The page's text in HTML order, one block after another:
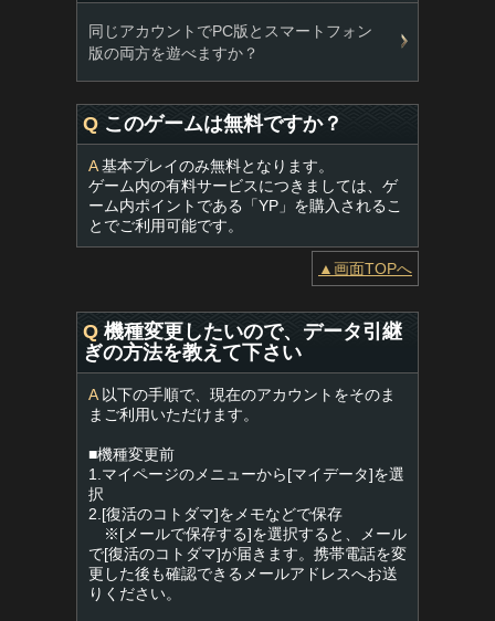
同じアカウントでPC版とスマートフォン
版の両方を遊べますか？
Q このゲームは無料ですか？
A基本プレイのみ無料となります。
ゲーム内の有料サービスにつきましては、ゲ
ーム内ポイントである「YP」を購入されるこ
とでご利用可能です。
▲画面TOPへ
Q 機種変更したいので、データ引継
ぎの方法を教えて下さい
A以下の手順で、現在のアカウントをそのま
まご利用いただけます。
■機種変更前
1.マイページのメニューから[マイデータ]を選
択
2.[復活のコトダマ]をメモなどで保存
※[メールで保存する]を選択すると、メール
で[復活のコトダマ]が届きます。携帯電話を変
更した後も確認できるメールアドレスへお送
りください。